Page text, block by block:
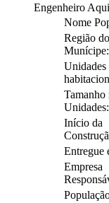
Engenheiro
Nome
Região do
Munícipe:
Unidades
Tamanho
Unidades:
Início da
Entregue
Empresa